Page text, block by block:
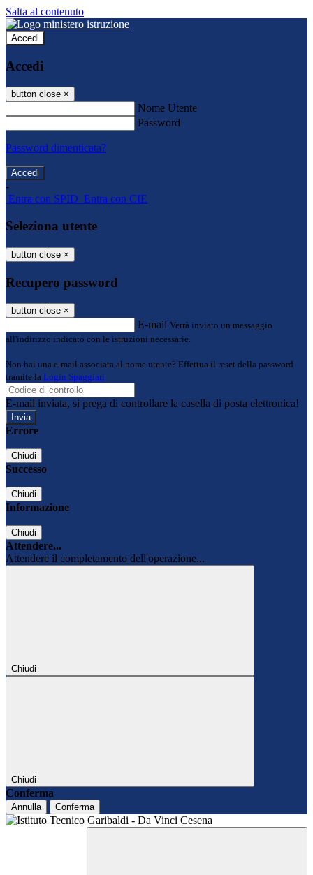
Salta al contenuto
Accedi
Accedi
button close ×
Nome Utente
Password
Password dimenticata?
-
Entra con SPID Entra con CIE
Seleziona utente
button close ×
Recupero password
button close ×
E-mail Verrà inviato un messaggio
all'indirizzo indicato con le istruzioni necessarie.
Non hai una e-mail associata al nome utente? Effettua il reset della password
tramite la Login Spaggiari
E-mail inviata, si prega di controllare la casella di posta elettronica!
Errore
Chiudi
Successo
Chiudi
Informazione
Chiudi
Attendere...
Attendere il completamento dell'operazione...
Chiudi
Chiudi
Conferma
Annulla Conferma